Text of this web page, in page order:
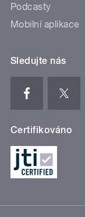
Podcasty
Mobilní aplikace
Sledujte nás
Certifikováno